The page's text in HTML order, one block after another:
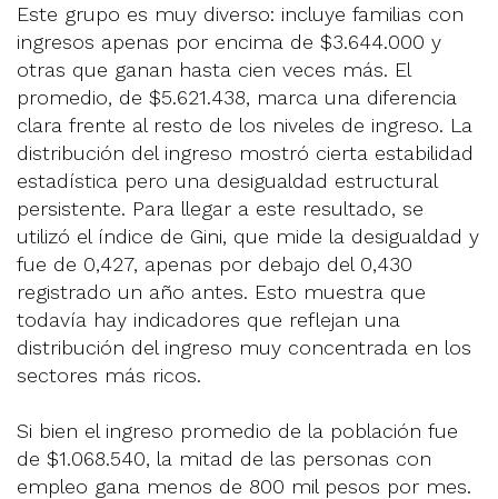
Este grupo es muy diverso: incluye familias con
ingresos apenas por encima de $3.644.000 y
otras que ganan hasta cien veces más. El
promedio, de $5.621.438, marca una diferencia
clara frente al resto de los niveles de ingreso. La
distribución del ingreso mostró cierta estabilidad
estadística pero una desigualdad estructural
persistente. Para llegar a este resultado, se
utilizó el índice de Gini, que mide la desigualdad y
fue de 0,427, apenas por debajo del 0,430
registrado un año antes. Esto muestra que
todavía hay indicadores que reflejan una
distribución del ingreso muy concentrada en los
sectores más ricos.
Si bien el ingreso promedio de la población fue
de $1.068.540, la mitad de las personas con
empleo gana menos de 800 mil pesos por mes.